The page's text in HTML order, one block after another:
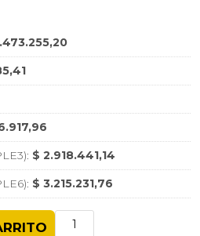
$ 2.918.441,14
$ 3.215.231,76